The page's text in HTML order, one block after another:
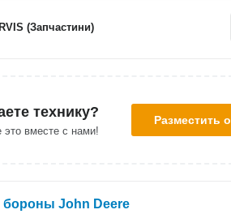
(Запчастини)
технику?
это вместе с нами!
Разместить
бороны John Deere